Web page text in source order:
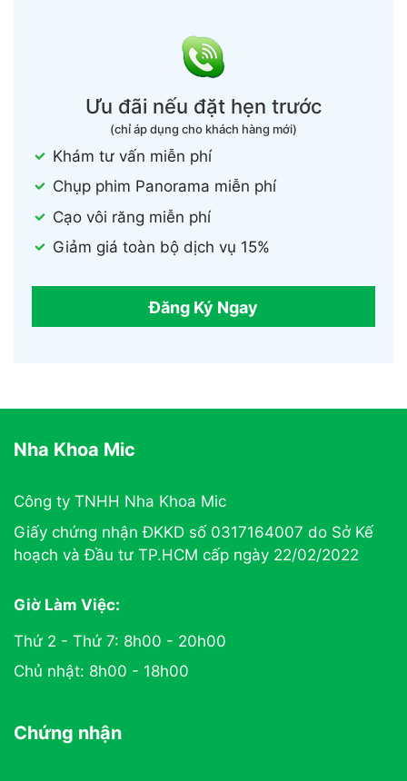
Ưu đãi nếu đặt hẹn trước
(chỉ áp dụng cho khách hàng mới)
Khám tư vấn miễn phí
Chụp phim Panorama miễn phí
Cạo vôi răng miễn phí
Giảm giá toàn bộ dịch vụ 15%
Đăng Ký Ngay
Nha Khoa Mic
Công ty TNHH Nha Khoa Mic
Giấy chứng nhận ĐKKD số 0317164007 do Sở Kế
hoạch và Đầu tư TP.HCM cấp ngày 22/02/2022
Giờ Làm Việc:
Thứ 2 - Thứ 7: 8h00 - 20h00
Chủ nhật: 8h00 - 18h00
Chứng nhận